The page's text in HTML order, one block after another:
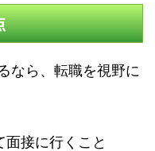
なら、転職を視野に
接に行くこと